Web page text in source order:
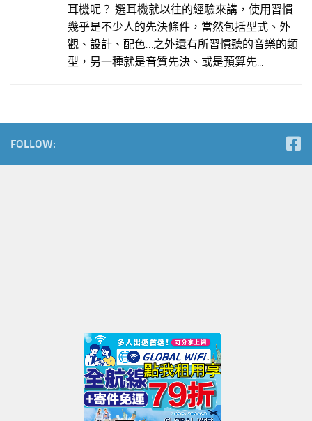
耳機呢？ 選耳機就以往的經驗來講，使用習慣
幾乎是不少人的先決條件，當然包括型式、外
觀、設計、配色…之外還有所習慣聽的音樂的類
型，另一種就是音質先決、或是預算先...
FOLLOW: